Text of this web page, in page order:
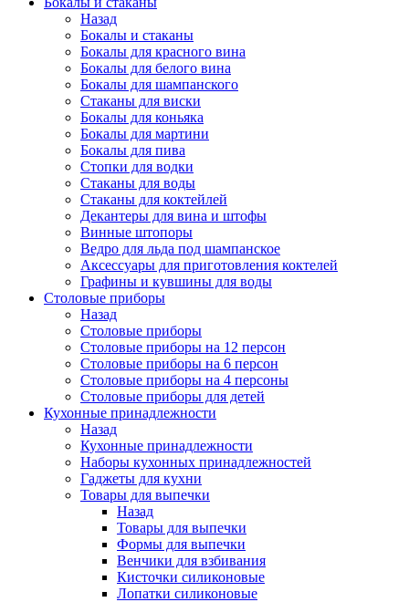
Назад
Бокалы и стаканы
Бокалы для красного вина
Бокалы для белого вина
Бокалы для шампанского
Стаканы для виски
Бокалы для коньяка
Бокалы для мартини
Бокалы для пива
Стопки для водки
Стаканы для воды
Стаканы для коктейлей
Декантеры для вина и штофы
Винные штопоры
Ведро для льда под шампанское
Аксессуары для приготовления коктелей
Графины и кувшины для воды
Столовые приборы
Назад
Столовые приборы
Столовые приборы на 12 персон
Столовые приборы на 6 персон
Столовые приборы на 4 персоны
Столовые приборы для детей
Кухонные принадлежности
Назад
Кухонные принадлежности
Наборы кухонных принадлежностей
Гаджеты для кухни
Товары для выпечки
Назад
Товары для выпечки
Формы для выпечки
Венчики для взбивания
Кисточки силиконовые
Лопатки силиконовые